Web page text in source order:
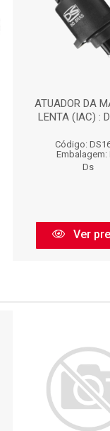
ATUADOR DA
LENTA (IAC) :
Código:
Embalagem:
Ds
Ver